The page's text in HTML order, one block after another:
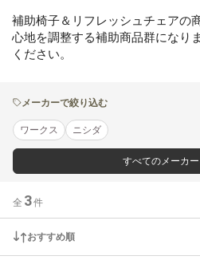
補助椅子＆リフレッシュチェアの
心地を調整する補助商品群になり
ください。
メーカーで絞り込む
ワークス ニシダ
すべてのメーカ
全 3件
おすすめ順